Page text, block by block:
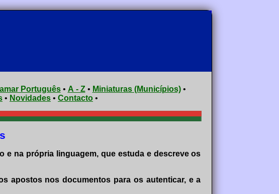
Português• A - Z• Miniaturas (Municípios)•
• Novidades • Contacto •
e na própria linguagem, que estuda e descreve os
apostos nos documentos para os autenticar, e a